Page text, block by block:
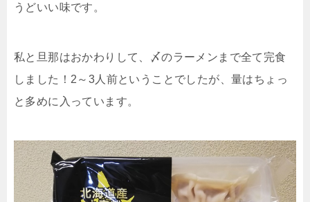
うどいい味です。
私と旦那はおかわりして、〆のラーメンまで全て完食
しました！2～3人前ということでしたが、量はちょっ
と多めに入っています。